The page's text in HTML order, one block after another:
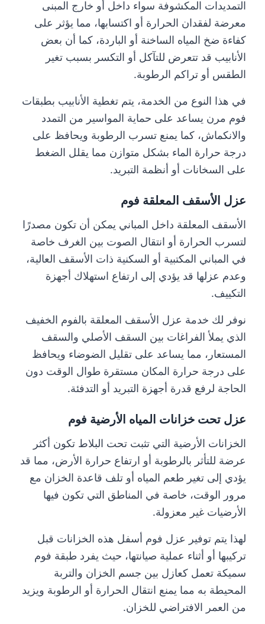
التمديدات المكشوفة سواء داخل أو خارج المبنى
معرضة لفقدان الحرارة أو اكتسابها، مما يؤثر على
كفاءة ضخ المياه الساخنة أو الباردة، كما أن بعض
الأنابيب قد تتعرض للتآكل أو التكسر بسبب تغير
الطقس أو تراكم الرطوبة.
في هذا النوع من الخدمة، يتم تغطية الأنابيب بطبقات
فوم مرن يساعد على حماية المواسير من التمدد
والانكماش، كما يمنع تسرب الرطوبة ويحافظ على
درجة حرارة الماء بشكل متوازن مما يقلل الضغط
على السخانات أو أنظمة التبريد.
عزل الأسقف المعلقة فوم
الأسقف المعلقة داخل المباني يمكن أن تكون مصدرًا
لتسرب الحرارة أو انتقال الصوت بين الغرف خاصة
في المباني المكتبية أو السكنية ذات الأسقف العالية،
وعدم عزلها قد يؤدي إلى ارتفاع استهلاك أجهزة
التكييف.
نوفر لك خدمة عزل الأسقف المعلقة بالفوم الخفيف
الذي يملأ الفراغات بين السقف الأصلي والسقف
المستعار، مما يساعد على تقليل الضوضاء ويحافظ
على درجة حرارة المكان مستقرة طوال الوقت دون
الحاجة لرفع قدرة أجهزة التبريد أو التدفئة.
عزل تحت خزانات المياه الأرضية فوم
الخزانات الأرضية التي تثبت تحت البلاط تكون أكثر
عرضة للتأثر بالرطوبة أو ارتفاع حرارة الأرض، مما قد
يؤدي إلى تغير طعم المياه أو تلف قاعدة الخزان مع
مرور الوقت، خاصة في المناطق التي تكون فيها
الأرضيات غير معزولة.
لهذا يتم توفير عزل فوم أسفل هذه الخزانات قبل
تركيبها أو أثناء عملية صيانتها، حيث يفرد طبقة فوم
سميكة تعمل كعازل بين جسم الخزان والتربة
المحيطة به مما يمنع انتقال الحرارة أو الرطوبة ويزيد
من العمر الافتراضي للخزان.